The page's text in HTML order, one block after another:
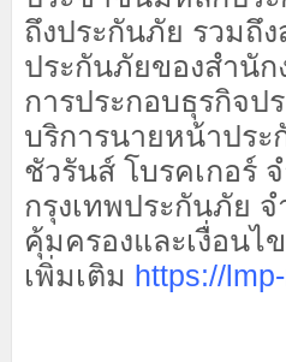
ถึงประกันภัย รวมถึ
ประกันภัยของสำนัก
การประกอบธุรกิจป
บริการนายหน้าประ
ชัวรันส์ โบรคเกอร์
กรุงเทพประกันภัย
คุ้มครองและเงื่อนไ
เพิ่มเติม https://